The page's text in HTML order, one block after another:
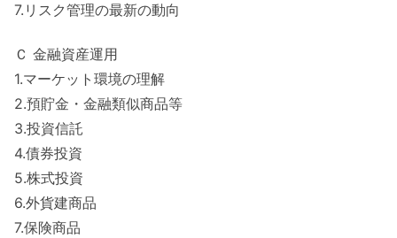
7.リスク管理の最新の動向
Ｃ 金融資産運用
1.マーケット環境の理解
2.預貯金・金融類似商品等
3.投資信託
4.債券投資
5.株式投資
6.外貨建商品
7.保険商品